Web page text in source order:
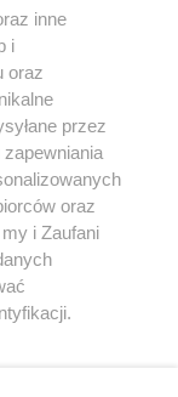
Youtube
inne
i
oraz
przez
oraz
i Zaufani